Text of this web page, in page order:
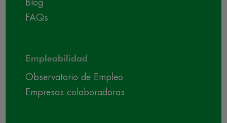
Blog
FAQs
Empleabilidad
Observatorio de Empleo
Empresas colaboradoras